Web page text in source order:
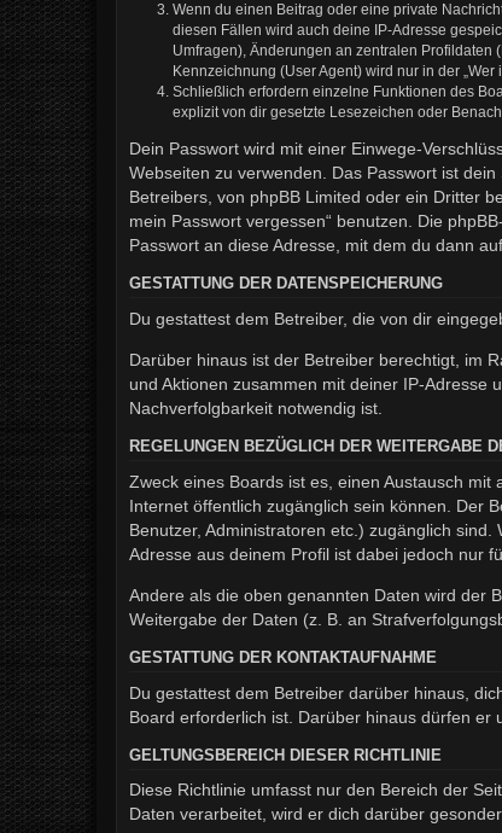
Wenn du einen Beitrag oder eine private
diesen Fällen wird auch deine IP-Adresse
Umfragen), Änderungen an zentralen Profildaten
Kennzeichnung (User Agent) wird nur in der
Schließlich erfordern einzelne Funktionen des
explizit von dir gesetzte Lesezeichen oder
Dein Passwort wird mit einer Einwege-
Webseiten zu verwenden. Das Passwort ist
Betreibers, von phpBB Limited oder ein Dritter
mein Passwort vergessen“ benutzen. Die
Passwort an diese Adresse, mit dem du dann
GESTATTUNG DER DATENSPEICHERUNG
Du gestattest dem Betreiber, die von dir
Darüber hinaus ist der Betreiber berechtigt, im
und Aktionen zusammen mit deiner IP-Adresse
Nachverfolgbarkeit notwendig ist.
REGELUNGEN BEZÜGLICH DER WEITERGABE
Zweck eines Boards ist es, einen Austausch
Internet öffentlich zugänglich sein können. Der
Benutzer, Administratoren etc.) zugänglich
Adresse aus deinem Profil ist dabei jedoch nur
Andere als die oben genannten Daten wird der
Weitergabe der Daten (z. B. an
GESTATTUNG DER KONTAKTAUFNAHME
Du gestattest dem Betreiber darüber hinaus,
Board erforderlich ist. Darüber hinaus dürfen er
GELTUNGSBEREICH DIESER RICHTLINIE
Diese Richtlinie umfasst nur den Bereich der
Daten verarbeitet, wird er dich darüber